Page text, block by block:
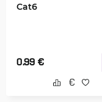
Cat6
0.99 €